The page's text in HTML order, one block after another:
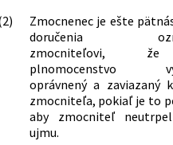
Zmocnenec je ešte
doručenia
zmocniteľovi,
plnomocenstvo
oprávnený a zaviazaný
zmocniteľa, pokiaľ je to
aby zmocniteľ
ujmu.